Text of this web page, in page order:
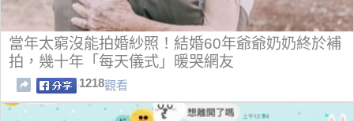
當年太窮沒能拍婚紗照！結婚60年爺爺奶奶終於補
拍，幾十年「每天儀式」暖哭網友
1218觀看